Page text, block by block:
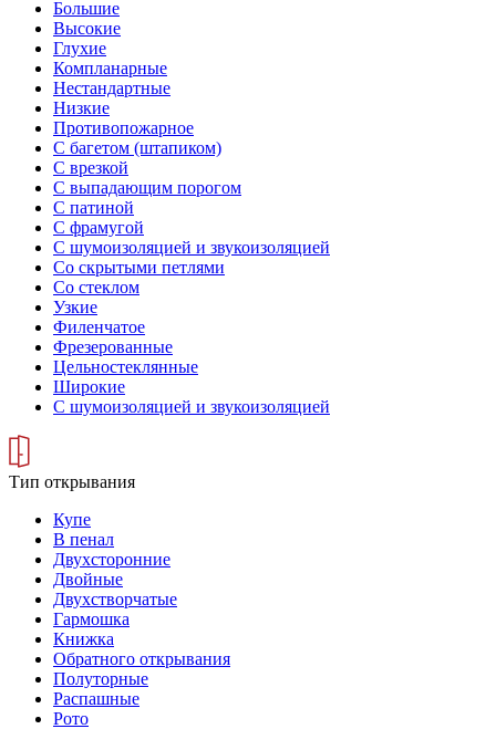
Большие
Высокие
Глухие
Компланарные
Нестандартные
Низкие
Противопожарное
С багетом (штапиком)
С врезкой
С выпадающим порогом
С патиной
С фрамугой
С шумоизоляцией и звукоизоляцией
Со скрытыми петлями
Со стеклом
Узкие
Филенчатое
Фрезерованные
Цельностеклянные
Широкие
С шумоизоляцией и звукоизоляцией
Тип открывания
Купе
В пенал
Двухсторонние
Двойные
Двухстворчатые
Гармошка
Книжка
Обратного открывания
Полуторные
Распашные
Рото